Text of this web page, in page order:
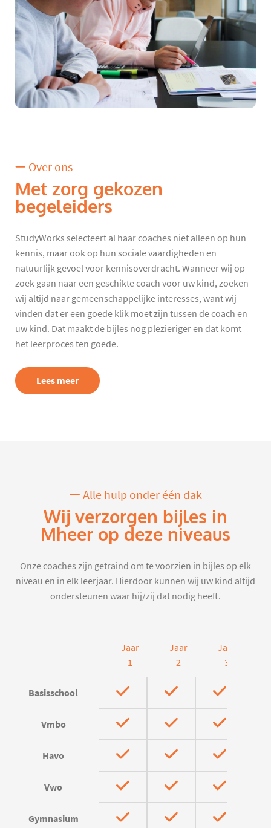
Over ons
Met zorg gekozen
begeleiders
StudyWorks selecteert al haar coaches niet alleen op hun
kennis, maar ook op hun sociale vaardigheden en
natuurlijk gevoel voor kennisoverdracht. Wanneer wij op
zoek gaan naar een geschikte coach voor uw kind, zoeken
wij altijd naar gemeenschappelijke interesses, want wij
vinden dat er een goede klik moet zijn tussen de coach en
uw kind. Dat maakt de bijles nog plezieriger en dat komt
het leerproces ten goede.
Lees meer
Alle hulp onder één dak
Wij verzorgen bijles in
Mheer op deze niveaus
Onze coaches zijn getraind om te voorzien in bijles op elk
niveau en in elk leerjaar. Hierdoor kunnen wij uw kind altijd
ondersteunen waar hij/zij dat nodig heeft.
Jaar
1
Jaar
2
Jaar
3
Basisschool
Vmbo
Havo
Vwo
Gymnasium